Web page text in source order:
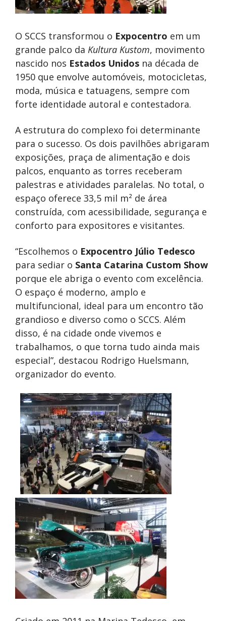
O SCCS transformou o Expocentro em um
grande palco da Kultura Kustom, movimento
nascido nos Estados Unidos na década de
1950 que envolve automóveis, motocicletas,
moda, música e tatuagens, sempre com
forte identidade autoral e contestadora.
A estrutura do complexo foi determinante
para o sucesso. Os dois pavilhões abrigaram
exposições, praça de alimentação e dois
palcos, enquanto as torres receberam
palestras e atividades paralelas. No total, o
espaço oferece 33,5 mil m² de área
construída, com acessibilidade, segurança e
conforto para expositores e visitantes.
“Escolhemos o Expocentro Júlio Tedesco
para sediar o Santa Catarina Custom Show
porque ele abriga o evento com excelência.
O espaço é moderno, amplo e
multifuncional, ideal para um encontro tão
grandioso e diverso como o SCCS. Além
disso, é na cidade onde vivemos e
trabalhamos, o que torna tudo ainda mais
especial”, destacou Rodrigo Huelsmann,
organizador do evento.